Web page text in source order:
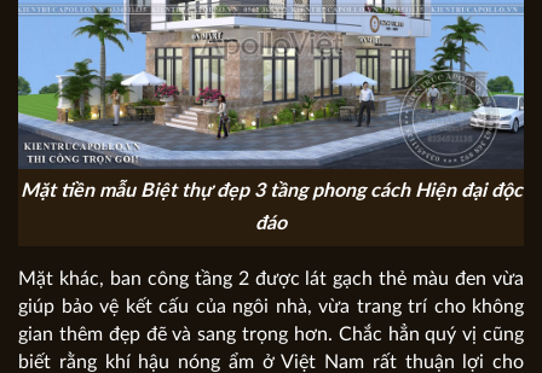
Mặt tiền mẫu Biệt thự đẹp 3 tầng phong cách Hiện đại độc
đáo
Mặt khác, ban công tầng 2 được lát gạch thẻ màu đen vừa
giúp bảo vệ kết cấu của ngôi nhà, vừa trang trí cho không
gian thêm đẹp đẽ và sang trọng hơn. Chắc hẳn quý vị cũng
biết rằng khí hậu nóng ẩm ở Việt Nam rất thuận lợi cho